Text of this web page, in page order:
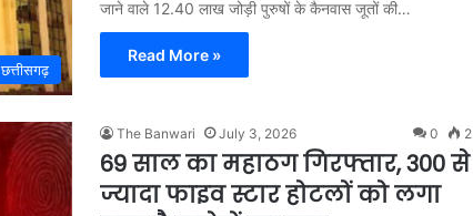
छत्तीसगढ़
जाने वाले 12.40 लाख जोड़ी पुरुषों के कैनवास जूतों की…
Read More »
The Banwari July 3, 2026 0 2
69 साल का महाठग गिरफ्तार, 300 से
ज्यादा फाइव स्टार होटलों को लगा